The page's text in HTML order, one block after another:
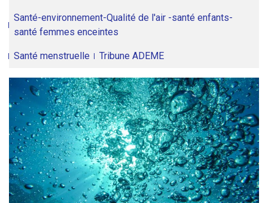
Santé-environnement-Qualité de l'air -santé enfants-
santé femmes enceintes
Santé menstruelle Tribune ADEME